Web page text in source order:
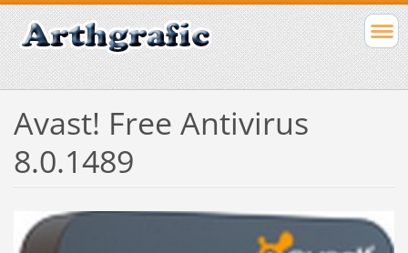
Avast! Free Antivirus
8.0.1489